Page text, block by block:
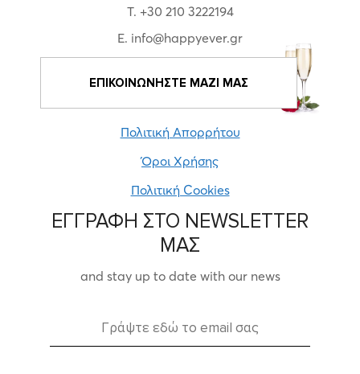
T. +30 210 3222194
E. info@happyever.gr
ΕΠΙΚΟΙΝΩΝΗΣΤΕ ΜΑΖΙ ΜΑΣ
Πολιτική Απορρήτου
Όροι Χρήσης
Πολιτική Cookies
ΕΓΓΡΑΦΗ ΣΤΟ NEWSLETTER
ΜΑΣ
and stay up to date with our news